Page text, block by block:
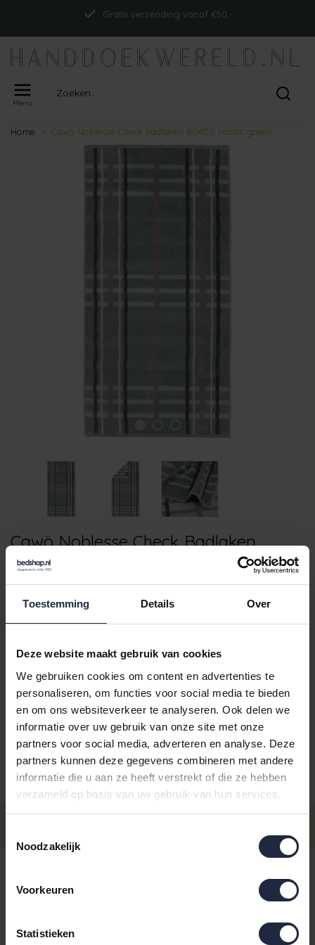
Toestemming Details Over
Deze website maakt gebruik van cookies
We gebruiken cookies om content en advertenties te
personaliseren, om functies voor social media te bieden
en om ons websiteverkeer te analyseren. Ook delen we
informatie over uw gebruik van onze site met onze
partners voor social media, adverteren en analyse. Deze
partners kunnen deze gegevens combineren met andere
informatie die u aan ze heeft verstrekt of die ze hebben
verzameld op basis van uw gebruik van hun services.
Noodzakelijk
Voorkeuren
Statistieken
Gratis verzending vanaf €50,-
Menu
Home Cawö Noblesse Check Badlaken 80x150 nordic green
Cawö Noblesse Check Badlaken
80x150 nordic green
€49,95
Kies je kleur: nordicgreen
Aantal Maat Prijs
Incl. BTW
Incl. BTW